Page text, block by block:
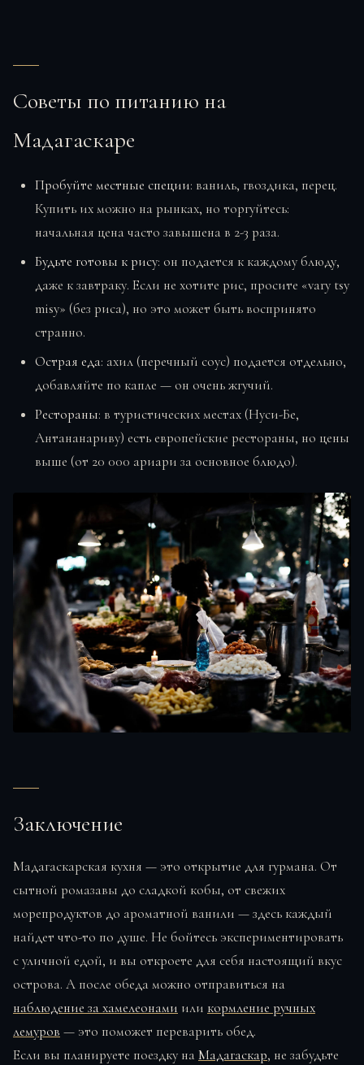
Советы по питанию на
Мадагаскаре
Пробуйте местные специи: ваниль, гвоздика, перец.
Купить их можно на рынках, но торгуйтесь:
начальная цена часто завышена в 2-3 раза.
Будьте готовы к рису: он подается к каждому блюду,
даже к завтраку. Если не хотите рис, просите «vary tsy
misy» (без риса), но это может быть воспринято
странно.
Острая еда: ахил (перечный соус) подается отдельно,
добавляйте по капле — он очень жгучий.
Рестораны: в туристических местах (Нуси-Бе,
Антананариву) есть европейские рестораны, но цены
выше (от 20 000 ариари за основное блюдо).
Заключение
Мадагаскарская кухня — это открытие для гурмана. От
сытной ромазавы до сладкой кобы, от свежих
морепродуктов до ароматной ванили — здесь каждый
найдет что-то по душе. Не бойтесь экспериментировать
с уличной едой, и вы откроете для себя настоящий вкус
острова. А после обеда можно отправиться на
наблюдение за хамелеонами или кормление ручных
лемуров — это поможет переварить обед.
Если вы планируете поездку наМадагаскар, не забудьте